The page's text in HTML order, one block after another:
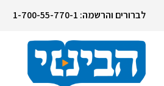
לברורים והרשמה: 1-700-55-770-1